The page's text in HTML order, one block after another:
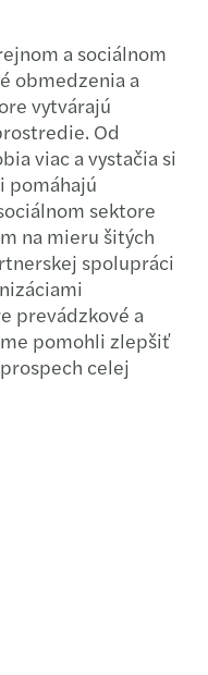
a sociálnom
obmedzenia a
vytvárajú
Od
viac a vystačia si
pomáhajú
sektore
na mieru šitých
spolupráci
prevádzkové a
pomohli zlepšiť
celej